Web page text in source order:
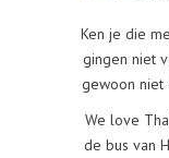
Ken je die
gingen niet
gewoon niet
We love
de bus van